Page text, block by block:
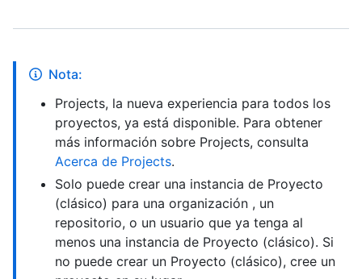
Nota:
Projects, la nueva experiencia para todos los
proyectos, ya está disponible. Para obtener
más información sobre Projects, consulta
Acerca de Projects.
Solo puede crear una instancia de Proyecto
(clásico) para una organización , un
repositorio, o un usuario que ya tenga al
menos una instancia de Proyecto (clásico). Si
no puede crear un Proyecto (clásico), cree un